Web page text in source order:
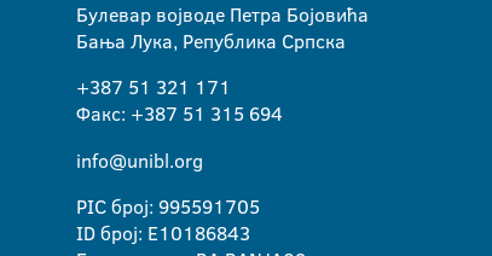
Булевар војводе Петра Бојовића
Бања Лука, Република Српска
+387 51 321 171
Факс: +387 51 315 694
info@unibl.org
PIC број: 995591705
ID број: E10186843